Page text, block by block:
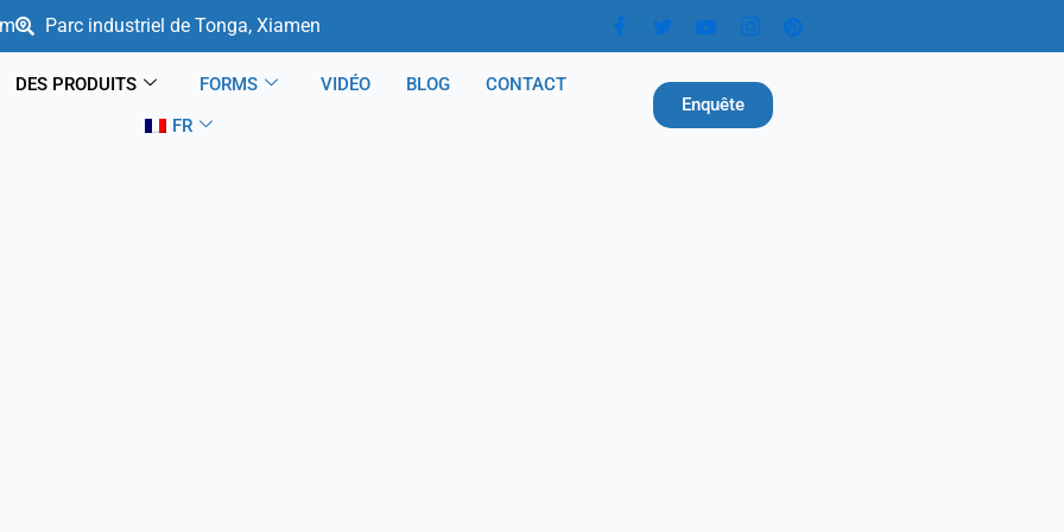
Parc industriel de Tonga, Xiamen
DES PRODUITS FORMS VIDÉO BLOG
CONTACT
FR
Enquête